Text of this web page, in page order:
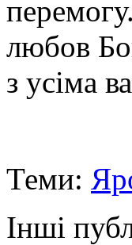
любов
з усіма
Теми:
Інші